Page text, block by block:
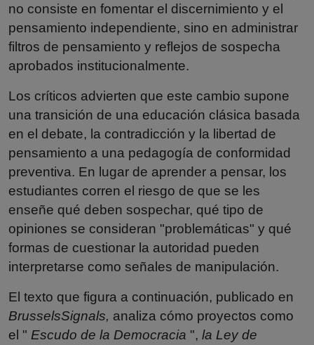
no consiste en fomentar el discernimiento y el
pensamiento independiente, sino en administrar
filtros de pensamiento y reflejos de sospecha
aprobados institucionalmente.
Los críticos advierten que este cambio supone
una transición de una educación clásica basada
en el debate, la contradicción y la libertad de
pensamiento a una pedagogía de conformidad
preventiva. En lugar de aprender a pensar, los
estudiantes corren el riesgo de que se les
enseñe qué deben sospechar, qué tipo de
opiniones se consideran "problemáticas" y qué
formas de cuestionar la autoridad pueden
interpretarse como señales de manipulación.
El texto que figura a continuación, publicado en
BrusselsSignals, analiza cómo proyectos como
el " Escudo de la Democracia ", la Ley de